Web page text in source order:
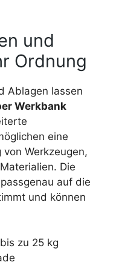
und
Ordnung
Ablagen lassen
Werkbank
eine
Werkzeugen,
Die
auf die
und können
zu 25 kg